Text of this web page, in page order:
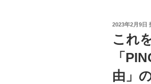
投
2023年2月9日
これ
「
由」